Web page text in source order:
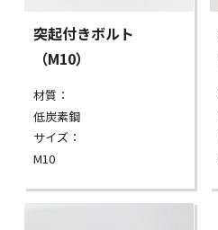
突起付きボルト
（M10）
材質：
低炭素鋼
サイズ：
M10